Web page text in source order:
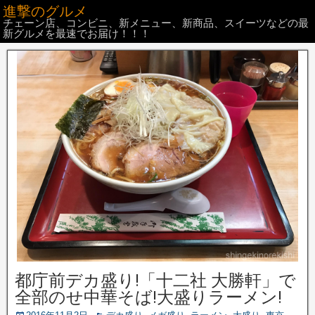
進撃のグルメ
チェーン店、コンビニ、新メニュー、新商品、スイーツなどの最
新グルメを最速でお届け！！！
都庁前デカ盛り!「十二社 大勝軒」で
全部のせ中華そば!大盛りラーメン!